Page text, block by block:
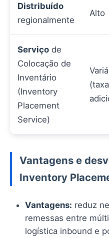
Distribuído
regionalmente
Alto
Serviço de
Colocação de
Inventário
(Inventory
Placement
Service)
Vantagens e
Inventory
Vantagens: reduz
remessas entre
logística inbound e